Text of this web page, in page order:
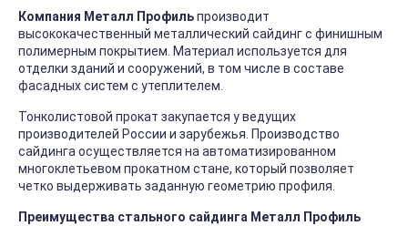
Компания Металл Профильпроизводит
высококачественный металлический сайдинг с финишным
полимерным покрытием. Материал используется для
отделки зданий и сооружений, в том числе в составе
фасадных систем с утеплителем.
Тонколистовой прокат закупается у ведущих
производителей России и зарубежья. Производство
сайдинга осуществляется на автоматизированном
многоклетьевом прокатном стане, который позволяет
четко выдерживать заданную геометрию профиля.
Преимущества стального сайдинга Металл Профиль